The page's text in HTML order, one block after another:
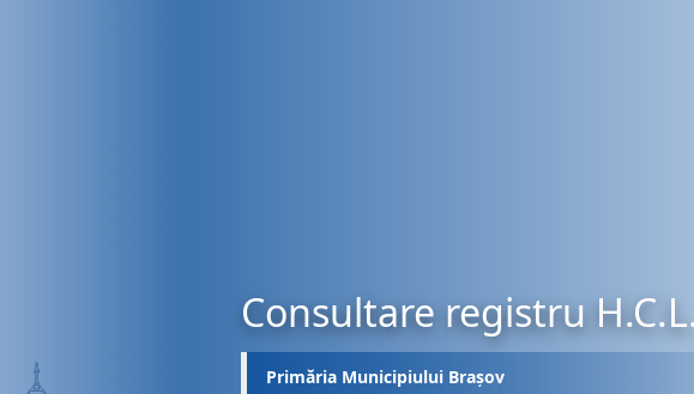
Consultare registru
Primăria Municipiului Brașov